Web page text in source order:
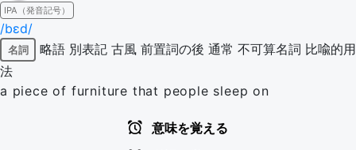
IPA（発音記号）
/bɛd/
名詞 略語 別表記 古風 前置詞の後 通常 不可算名詞 比喩的用
法
a piece of furniture that people sleep on
意味を覚える